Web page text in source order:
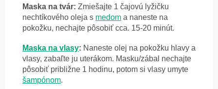
Maska na tvár: Zmiešajte 1 čajovú lyžičku
nechtíkového oleja s medom a naneste na
pokožku, nechajte pôsobiť cca. 15-20 minút.
Maska na vlasy: Naneste olej na pokožku hlavy a
vlasy, zabaľte ju uterákom. Masku/zábal nechajte
pôsobiť približne 1 hodinu, potom si vlasy umyte
šampónom.